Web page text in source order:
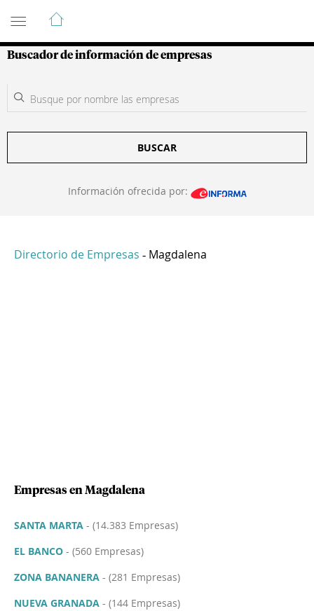
Guía de Empresas Colombianas
Buscador de información de empresas
BUSCAR
Información ofrecida por:
Directorio de Empresas - Magdalena
Empresas en Magdalena
SANTA MARTA - (14.383 Empresas)
EL BANCO - (560 Empresas)
ZONA BANANERA - (281 Empresas)
NUEVA GRANADA - (144 Empresas)